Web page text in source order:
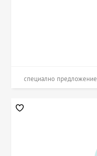
специално предложение